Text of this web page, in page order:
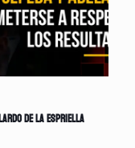
de la Espriella